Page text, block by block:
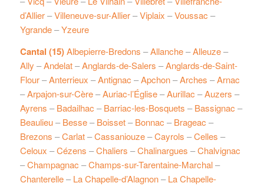
d’Allier–Villeneuve-sur-Allier–Viplaix –Voussac –
Ygrande–Yzeure
Cantal (15)Albepierre-Bredons –Allanche–Alleuze–
Ally –Andelat–Anglards-de-Salers –Anglards-de-Saint-
Flour–Anterrieux –Antignac –Apchon–Arches –Arnac
–Arpajon-sur-Cère–Auriac-l’Église–Aurillac –Auzers –
Ayrens –Badailhac –Barriac-les-Bosquets –Bassignac –
Beaulieu–Besse–Boisset–Bonnac –Brageac –
Brezons –Carlat–Cassaniouze–Cayrols –Celles –
Celoux –Cézens –Chaliers –Chalinargues –Chalvignac
–Champagnac –Champs-sur-Tarentaine-Marchal–
Chanterelle–La Chapelle-d’Alagnon–La Chapelle-